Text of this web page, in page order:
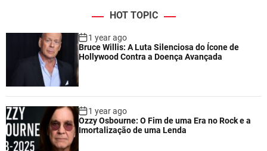
HOT TOPIC
1 year ago
Bruce Willis: A Luta Silenciosa do Ícone de
Hollywood Contra a Doença Avançada
1 year ago
Ozzy Osbourne: O Fim de uma Era no Rock e a
Imortalização de uma Lenda